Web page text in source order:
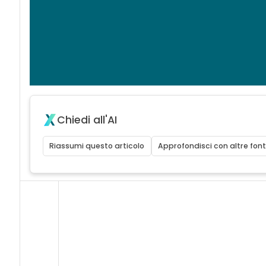
Chiedi all'AI
Riassumi questo articolo Approfondisci con altre